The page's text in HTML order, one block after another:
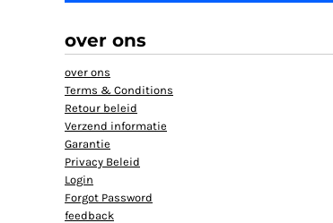
over ons
over ons
Terms & Conditions
Retour beleid
Verzend informatie
Garantie
Privacy Beleid
Login
Forgot Password
feedback